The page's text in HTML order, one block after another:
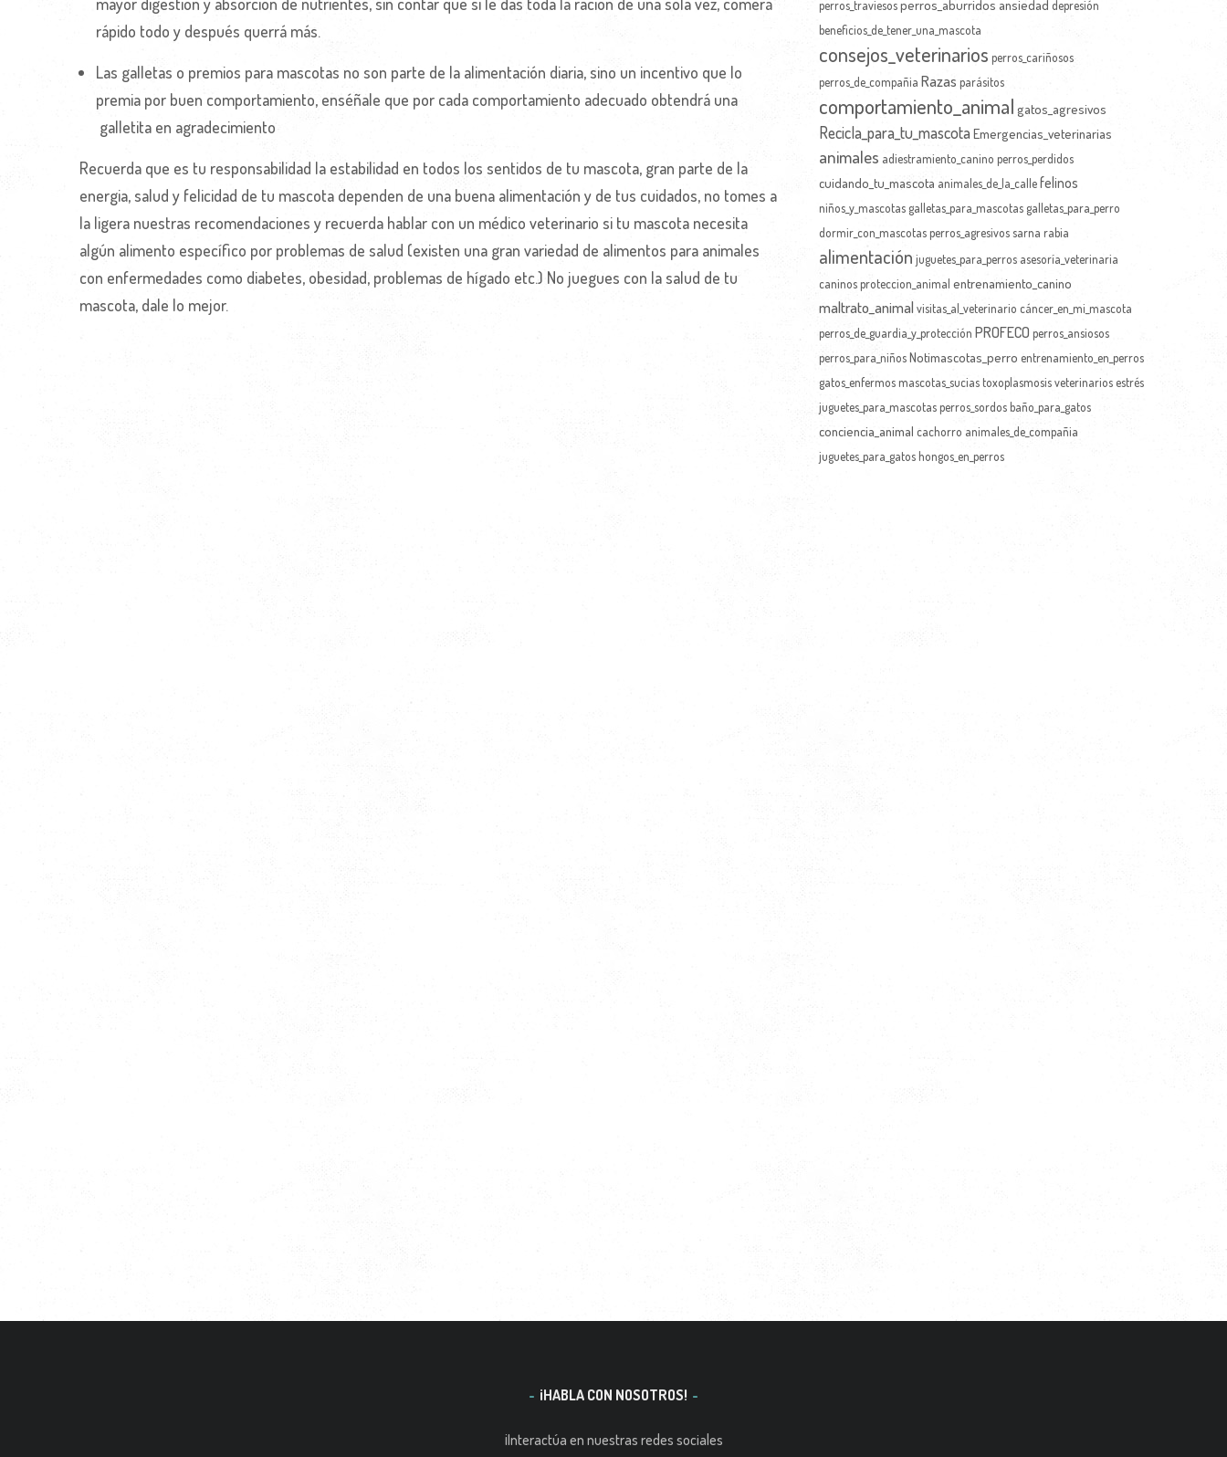
rápido todo y después querrá más.
Las galletas o premios para mascotas no son parte de la alimentación diaria, sino un incentivo que lo
premia por buen comportamiento, enséñale que por cada comportamiento adecuado obtendrá una
galletita en agradecimiento
Recuerda que es tu responsabilidad la estabilidad en todos los sentidos de tu mascota, gran parte de la
energia, salud y felicidad de tu mascota dependen de una buena alimentación y de tus cuidados, no tomes a
la ligera nuestras recomendaciones y recuerda hablar con un médico veterinario si tu mascota necesita
algún alimento específico por problemas de salud (existen una gran variedad de alimentos para animales
con enfermedades como diabetes, obesidad, problemas de hígado etc.) No juegues con la salud de tu
mascota, dale lo mejor.
perros_traviesosperros_aburridos ansiedad depresión
beneficios_de_tener_una_mascota
consejos_veterinarios perros_cariñosos
perros_de_compañia Razas parásitos
comportamiento_animal gatos_agresivos
Recicla_para_tu_mascota Emergencias_veterinarias
animales adiestramiento_canino perros_perdidos
cuidando_tu_mascota animales_de_la_callefelinos
niños_y_mascotas galletas_para_mascotas galletas_para_perro
dormir_con_mascotas perros_agresivossarna rabia
alimentación juguetes_para_perros asesoría_veterinaria
caninosproteccion_animal entrenamiento_canino
maltrato_animal visitas_al_veterinario cáncer_en_mi_mascota
perros_de_guardia_y_protección PROFECO perros_ansiosos
perros_para_niñosNotimascotas_perro entrenamiento_en_perros
gatos_enfermos mascotas_sucias toxoplasmosisveterinarios estrés
juguetes_para_mascotas perros_sordos baño_para_gatos
conciencia_animal cachorro animales_de_compañia
juguetes_para_gatos hongos_en_perros
¡HABLA CON NOSOTROS!
¡Interactúa en nuestras redes sociales